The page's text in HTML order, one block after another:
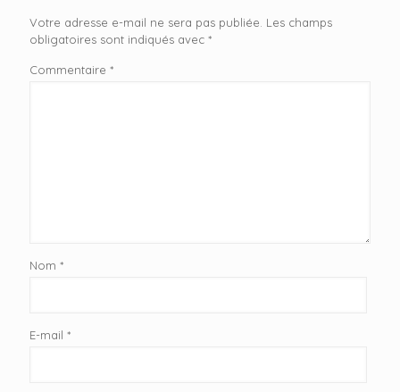
Votre adresse e-mail ne sera pas publiée. Les champs
obligatoires sont indiqués avec *
Commentaire *
Nom *
E-mail *